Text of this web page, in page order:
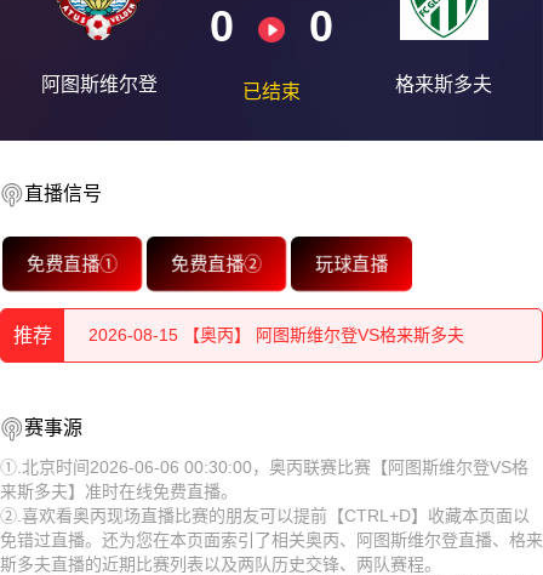
阿图斯维尔登
0 0
已结束 格来斯多夫
直播信号
免费直播① 免费直播② 玩球直播
推荐
2026-08-15 【奥丙】 阿图斯维尔登VS格来斯多夫
2026-08-15 【奥丙】 阿图斯维尔登VS格来斯多夫
2026-08-15 【奥丙】 阿图斯维尔登VS格来斯多夫
2026-08-15 【奥丙】 阿图斯维尔登VS格来斯多夫
2026-08-15 【奥丙】 阿图斯维尔登VS格来斯多夫
2026-08-15 【奥丙】 阿图斯维尔登VS格来斯多夫
赛事源
①.北京时间2026-06-06 00:30:00，奥丙联赛比赛【阿图斯维尔登VS格
来斯多夫】准时在线免费直播。
②.喜欢看奥丙现场直播比赛的朋友可以提前【CTRL+D】收藏本页面以
免错过直播。还为您在本页面索引了相关奥丙、阿图斯维尔登直播、格来
斯多夫直播的近期比赛列表以及两队历史交锋、两队赛程。